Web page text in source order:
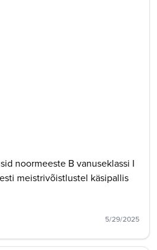
noormeeste B vanuseklassi I
meistrivõistlustel käsipallis
5/29/2025